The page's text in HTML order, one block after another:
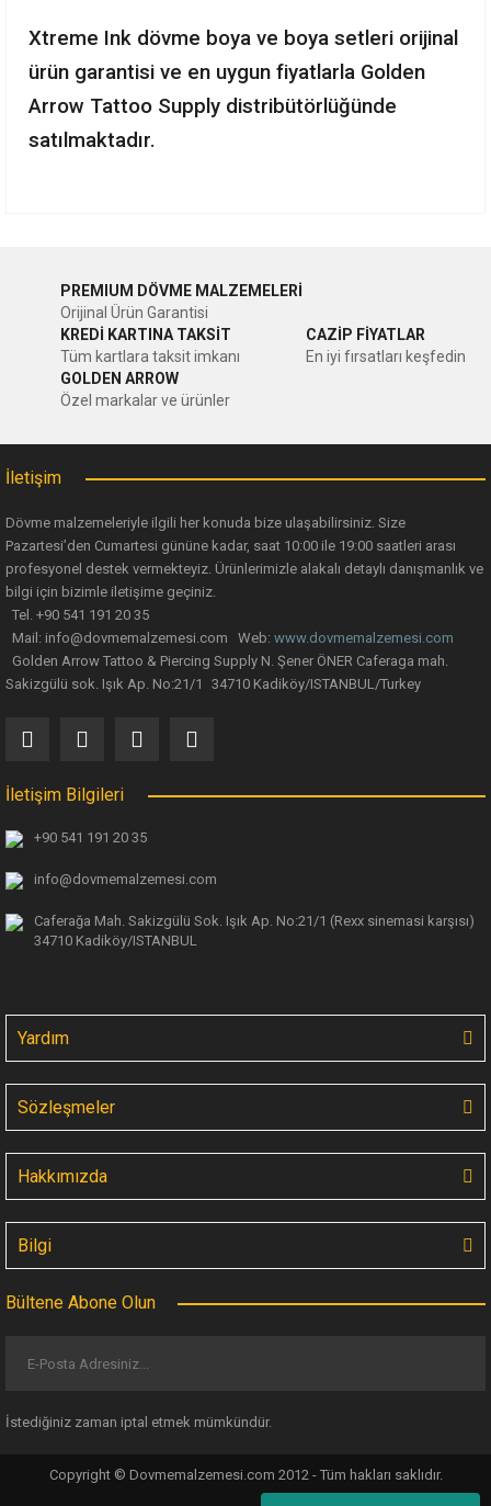
Xtreme Ink dövme boya ve boya setleri orijinal
ürün garantisi ve en uygun fiyatlarla Golden
Arrow Tattoo Supply distribütörlüğünde
satılmaktadır.
Görüş ve önerileriniz için teşekkür ederiz.
Ürün resmi kalitesiz, bozuk veya görüntülenemiyor.
Ürün açıklamasında eksik bilgiler bulunuyor.
Gönder
PREMIUM DÖVME MALZEMELERİ
Orijinal Ürün Garantisi
KREDİ KARTINA TAKSİT
Tüm kartlara taksit imkanı
CAZİP FİYATLAR
En iyi fırsatları keşfedin
GOLDEN ARROW
Özel markalar ve ürünler
İletişim
Dövme malzemeleriyle ilgili her konuda bize ulaşabilirsiniz. Size
Pazartesi’den Cumartesi gününe kadar, saat 10:00 ile 19:00 saatleri arası
profesyonel destek vermekteyiz. Ürünlerimizle alakalı detaylı danışmanlık ve
bilgi için bizimle iletişime geçiniz.
Tel. +90 541 191 20 35
Mail: info@dovmemalzemesi.com Web: www.dovmemalzemesi.com
Golden Arrow Tattoo & Piercing Supply N. Şener ÖNER Caferaga mah.
Sakizgülü sok. Işık Ap. No:21/1 34710 Kadiköy/ISTANBUL/Turkey
İletişim Bilgileri
+90 541 191 20 35
info@dovmemalzemesi.com
Caferağa Mah. Sakizgülü Sok. Işık Ap. No:21/1 (Rexx sinemasi karşısı)
34710 Kadiköy/ISTANBUL
Yardım
Sözleşmeler
Hakkımızda
Bilgi
Bültene Abone Olun
İstediğiniz zaman iptal etmek mümkündür.
Copyright © Dovmemalzemesi.com 2012 - Tüm hakları saklıdır.